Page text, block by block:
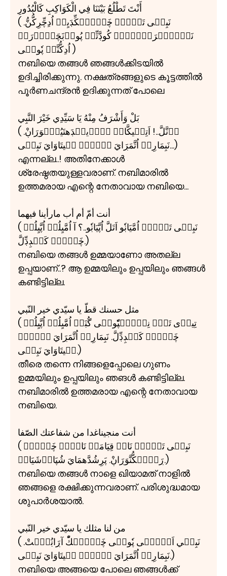
أَنْتَ تَطْلُعُ بَيْنَنَا فِي الْكَوَاكِبِ كَالْبُدُورِ
( نَبِيۧی تَۼَّۻۡ ڿَۼَّۻۡكِّڊَيِلۡ اُدِچِّڔِكُّنُّ.
نَكۡۺَتۡرَۼَّۻُڊۧ كُوڊَّتِّلۡ پُورۡڹَچَنۡدۡرَنۡ
اُدِكُّنَّتۡ پٗولۧی )
നബിയെ തങ്ങൾ ഞങ്ങൾക്കിടയിൽ
ഉദിച്ചിരിക്കുന്നു. നക്ഷത്രങ്ങളുടെ കൂട്ടത്തിൽ
പൂർണചന്ദ്രൻ ഉദിക്കുന്നത് പോലെ
بَلْ وَأَشْرَفُ مِنْهُ يَا سَيِّدِي خَيْرَ النَّبِي
( اۧنَّلَّ..! اَتِنۧيكَّاۻۡ شۡرۧيۺۡڊَهتَيُۻَّوَڔَاڹْ.
نَبِمَاڔِلۡ اُتَّمَڔَايَ اۧنۡڔۧ نۧيتَاوَايَ نَبِيۧی...)
എന്നല്ല..! അതിനേക്കാൾ
ശ്രേഷ്ഠതയുള്ളവരാണ്. നബിമാരിൽ
ഉത്തമരായ എന്റെ നേതാവായ നബിയെ...
أنت أمّ أم أب مارأينا فيهما
( نَبِيۧی تَۼَّۻۡ اُمَّيَاڹٗو اَتَلَّ اُپَّيَاڹٗو..؟ آ اُمَّيِلُمۡ اُپَّيِلُمۡ
ڿَۼَّۻۡ كَڹۡڊِڊِّلَّ.)
നബിയെ തങ്ങൾ ഉമ്മയാണോ അതല്ല
ഉപ്പയാണ്..? ആ ഉമ്മയിലും ഉപ്പയിലും ഞങ്ങൾ
കണ്ടിട്ടില്ല.
مثل حسنك قطّ يا سيّدي خير النّبي
( تِيڔۧی تَنّۧ نِۼَّۻۧپّٗولۧی گُڹَمۡ اُمَّيِلُمۡ اُپَّيِلُمۡ
ڿَۼَّۻۡ كَڹۡڊِڊِّلَّ. نَبِمَاڔِلۡ اُتَّمَڔَايَ اۧنۡڔۧ
نۧيتَاوَايَ نَبِيۧی.)
തീരെ തന്നെ നിങ്ങളെപ്പോലെ ഗുണം
ഉമ്മയിലും ഉപ്പയിലും ഞങൾ കണ്ടിട്ടില്ല.
നബിമാരിൽ ഉത്തമരായ എന്റെ നേതാവായ
നബിയെ.
أنت منجيناغدا من شفاعتك الصّفا
( نَبِيۧی تَۼَّۻۡ نَاۻۧ قِيَامَةۡ نَاۻِلۡ ڿَۼَّۻۧ
ڔَكۡۺِكُّنَّوَڔَاڹْ. پَڔِشُدَّهمَايَ شُپَارۡشَيَالۡ.)
നബിയെ തങ്ങൾ നാളെ ഖിയാമത് നാളിൽ
ഞങ്ങളെ രക്ഷിക്കുന്നവരാണ്. പരിശുദ്ധമായ
ശുപാർശയാൽ.
من لنا مثلك يا سيّدي خير النّبي
( نَبِيۧي اَۼَّيۧی پٗولۧی ڿَۼَّۻۡكّْ آڔَاڹُۻَّتْ.
نَبِمَاڔِلۡ اُتَّمَڔَايَ اۧنۡڔۧ نۧيتَاوَايَ نَبِيۧی.)
നബിയെ അങ്ങയെ പോലെ ഞങ്ങൾക്ക്